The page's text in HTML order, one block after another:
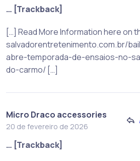
… [Trackback]
[…] Read More Information here on
salvadorentretenimento.com.br/
abre-temporada-de-ensaios-no-
do-carmo/ […]
Micro Draco accessories
20 de fevereiro de 2026
… [Trackback]